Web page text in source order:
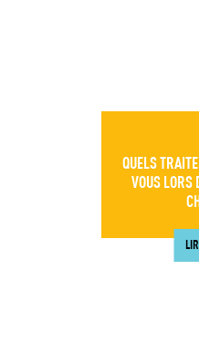
QUELS
VOUS LORS